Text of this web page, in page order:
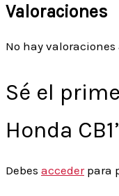
Valoraciones
No hay valoraciones
Sé el
Honda
Debes accederpara